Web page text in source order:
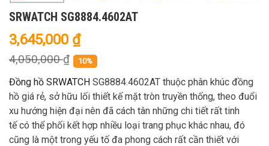
SRWATCH SG8884.4602AT
3,645,000 ₫
4,050,000₫ 10%
Đồng hồ SRWATCH SG8884.4602AT thuộc phân khúc đồng
hồ giá rẻ, sở hữu lối thiết kế mặt tròn truyền thống, theo đuổi
xu hướng hiện đại nên đã cách tân những chi tiết rất tinh
tế có thể phối kết hợp nhiều loại trang phục khác nhau, đó
cũng là một trong yếu tố đa phong cách rất cần thiết với